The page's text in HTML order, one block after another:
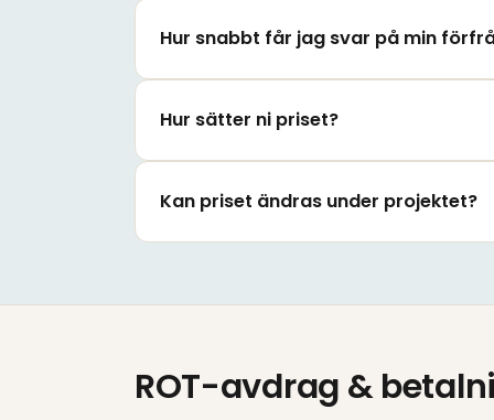
Hur snabbt får jag svar på min
Hur sätter ni priset?
Kan priset ändras under projektet?
ROT-avdrag &